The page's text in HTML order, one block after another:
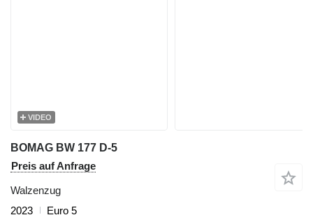
VIDEO
BOMAG BW 177 D-5
Preis auf Anfrage
Walzenzug
2023
Euro 5